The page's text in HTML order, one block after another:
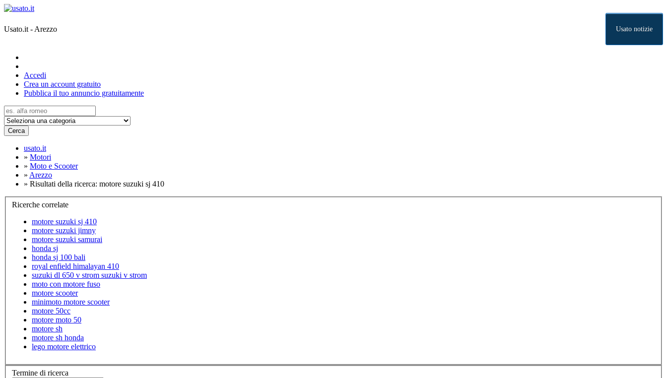
Usato.it - Arezzo Usato notizie
Accedi
Crea un account gratuito
Pubblica il tuo annuncio gratuitamente
Cerca
usato.it
» Motori
» Moto e Scooter
» Arezzo
» Risultati della ricerca: motore suzuki sj 410
Ricerche correlate
motore suzuki sj 410
motore suzuki jimny
motore suzuki samurai
honda sj
honda sj 100 bali
royal enfield himalayan 410
suzuki dl 650 v strom suzuki v strom
moto con motore fuso
motore scooter
minimoto motore scooter
motore 50cc
motore moto 50
motore sh
motore sh honda
lego motore elettrico
Termine di ricerca